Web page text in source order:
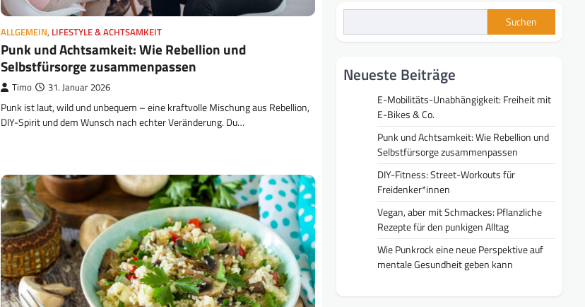
ALLGEMEIN, LIFESTYLE & ACHTSAMKEIT
Punk und Achtsamkeit: Wie Rebellion und
Selbstfürsorge zusammenpassen
Timo 31. Januar 2026
Punk ist laut, wild und unbequem – eine kraftvolle Mischung aus Rebellion,
DIY-Spirit und dem Wunsch nach echter Veränderung. Du…
Suchen
Neueste Beiträge
E-Mobilitäts-Unabhängigkeit: Freiheit mit
E-Bikes & Co.
Punk und Achtsamkeit: Wie Rebellion und
Selbstfürsorge zusammenpassen
DIY-Fitness: Street-Workouts für
Freidenker*innen
Vegan, aber mit Schmackes: Pflanzliche
Rezepte für den punkigen Alltag
Wie Punkrock eine neue Perspektive auf
mentale Gesundheit geben kann